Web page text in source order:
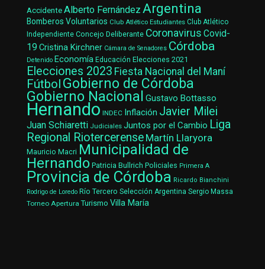
AccidenteAlberto Fernández Argentina
Bomberos Voluntarios Club Atlético Estudiantes Club Atlético
Independiente Concejo Deliberante Coronavirus Covid-
19 Cristina Kirchner Cámara de Senadores Córdoba
Detenido Economía Educación Elecciones 2021
Elecciones 2023 Fiesta Nacional del Maní
Fútbol Gobierno de Córdoba
Gobierno Nacional Gustavo Bottasso
Hernando INDEC Inflación Javier Milei
Juan Schiaretti Judiciales Juntos por el Cambio Liga
Regional Riotercerense Martín Llaryora
Mauricio Macri Municipalidad de
Hernando Patricia Bullrich Policiales Primera A
Provincia de Córdoba Ricardo Bianchini
Rodrigo de Loredo Río Tercero Selección Argentina Sergio Massa
Torneo Apertura Turismo Villa María